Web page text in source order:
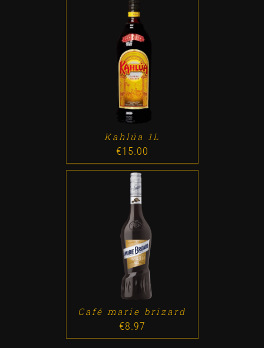
ADD TO CART / DETALLES
Kahlúa 1L
€15.00
ADD TO CART / DETALLES
Café marie brizard
€8.97